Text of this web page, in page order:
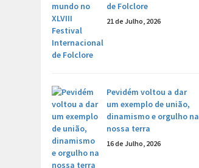
de Folclore
21 de Julho, 2026
Pevidém voltou a dar
um exemplo de união,
dinamismo e orgulho na
nossa terra
16 de Julho, 2026